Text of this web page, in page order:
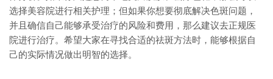
选择美容院进行相关护理；但如果你想要彻底解决色斑问题，
并且确信自己能够承受治疗的风险和费用，那么建议去正规医
院进行治疗。希望大家在寻找合适的祛斑方法时，能够根据自
己的实际情况做出明智的选择。